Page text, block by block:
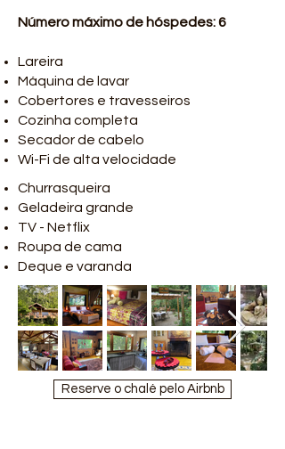
Número máximo de hóspedes: 6
Lareira
Máquina de lavar
Cobertores e travesseiros
Cozinha completa
Secador de cabelo
Wi-Fi de alta velocidade
Churrasqueira
Geladeira grande
TV - Netflix
Roupa de cama
Deque e varanda
Reserve o chalé pelo Airbnb